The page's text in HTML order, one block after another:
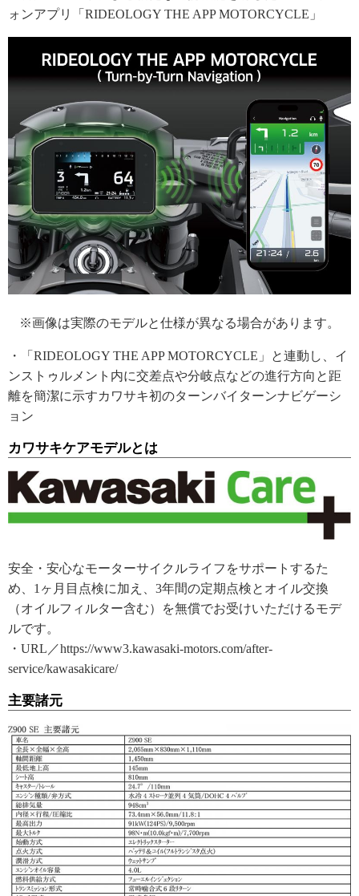
ォンアプリ「RIDEOLOGY THE APP MOTORCYCLE」
※画像は実際のモデルと仕様が異なる場合があります。
・「RIDEOLOGY THE APP MOTORCYCLE」と連動し、イ
ンストゥルメント内に交差点や分岐点などの進行方向と距
離を簡潔に示すカワサキ初のターンバイターンナビゲーシ
ョン
カワサキケアモデルとは
安全・安心なモーターサイクルライフをサポートするた
め、1ヶ月目点検に加え、3年間の定期点検とオイル交換
（オイルフィルター含む）を無償でお受けいただけるモデ
ルです。
・URL／https://www3.kawasaki-motors.com/after-
service/kawasakicare/
主要諸元